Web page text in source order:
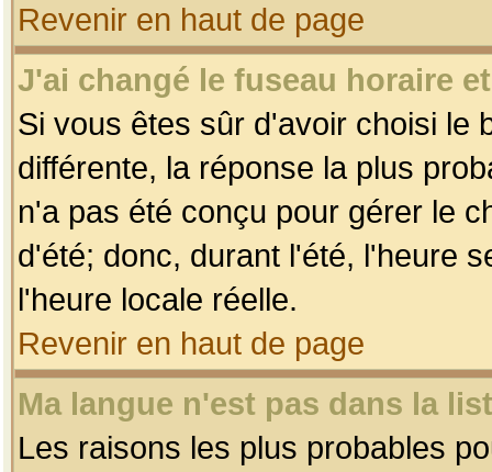
Revenir en haut de page
J'ai changé le fuseau horaire
Si vous êtes sûr d'avoir choisi le
différente, la réponse la plus
n'a pas été conçu pour gérer le
d'été; donc, durant l'été, l'heure
l'heure locale réelle.
Revenir en haut de page
Ma langue n'est pas dans la
Les raisons les plus probables